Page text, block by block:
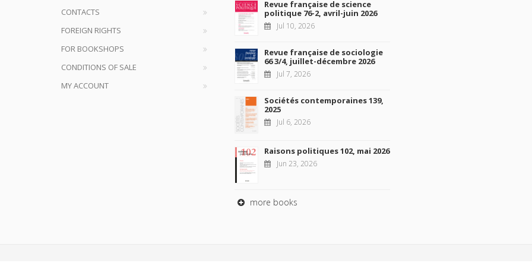
CONTACTS
FOREIGN RIGHTS
FOR BOOKSHOPS
CONDITIONS OF SALE
MY ACCOUNT
Revue française de science
politique 76-2, avril-juin 2026
Jul 10, 2026
Revue française de sociologie
66 3/4, juillet-décembre 2026
Jul 7, 2026
Sociétés contemporaines 139,
2025
Jul 6, 2026
Raisons politiques 102, mai 2026
Jun 23, 2026
more books